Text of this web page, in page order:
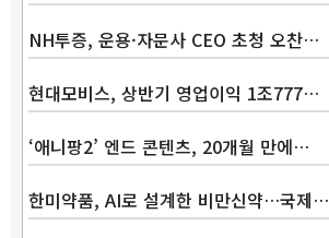
NH투증, 운용·자문사 CEO 초청 오찬…
현대모비스, 상반기 영업이익 1조777…
‘애니팡2’ 엔드 콘텐츠, 20개월 만에…
한미약품, AI로 설계한 비만신약…국제…